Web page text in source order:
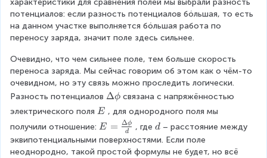
}
{
\
D
t
a
t
}
потенциалов: если разность потенциалов бóльшая, то есть
на данном участке выполняется бóльшая работа по
переносу заряда, значит поле здесь сильнее.
Очевидно, что чем сильнее поле, тем больше скорость
переноса заряда. Мы сейчас говорим об этом как о чём-то
очевидном, но эту связь можно проследить логически.
Разность потенциалов \
el
a
\
Δϕ связана с напряжённостью
электрического поля \
\
E , для однородного поля мы
получили отношение: E
=
\
E = d
Δϕ , где \
\
d
d – расстояние между
эквипотенциальными поверхностями. Если поле
неоднородно, такой простой формулы не будет, но всё